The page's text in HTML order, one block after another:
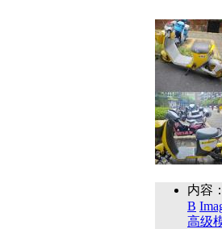
内容：
B
高级